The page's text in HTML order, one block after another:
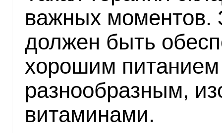
важных
должен быть
хорошим
разнообразным,
витаминами.